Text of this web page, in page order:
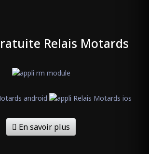
Relais Motards
En savoir plus